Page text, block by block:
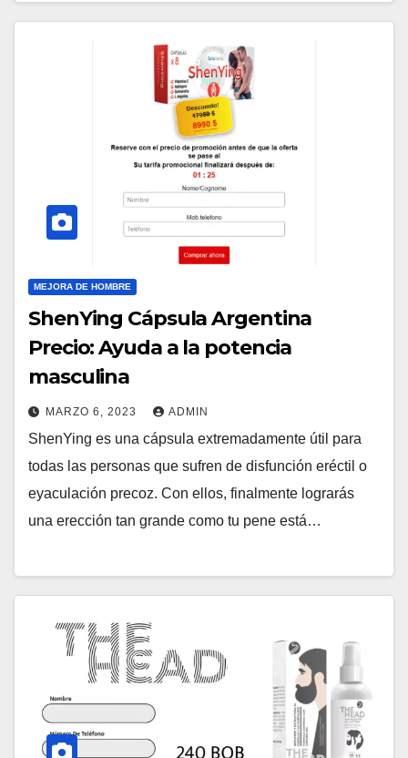
MEJORA DE HOMBRE
ShenYing Cápsula Argentina
Precio: Ayuda a la potencia
masculina
MARZO 6, 2023 ADMIN
ShenYing es una cápsula extremadamente útil para
todas las personas que sufren de disfunción eréctil o
eyaculación precoz. Con ellos, finalmente lograrás
una erección tan grande como tu pene está…